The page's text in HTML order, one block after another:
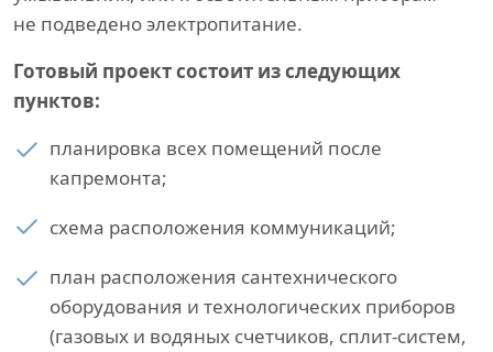
не подведено электропитание.
Готовый проект состоит из следующих
пунктов:
планировка всех помещений после
капремонта;
схема расположения коммуникаций;
план расположения сантехнического
оборудования и технологических приборов
(газовых и водяных счетчиков, сплит-систем,